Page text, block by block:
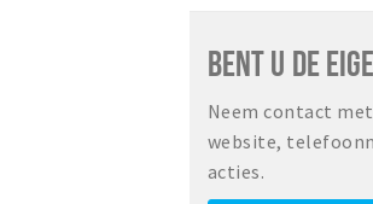
BENT U DE
Neem contact
website,
acties.